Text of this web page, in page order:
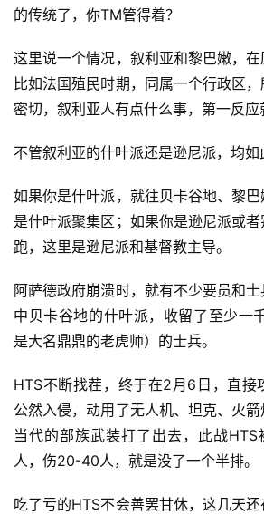
的传统了，你TM管得着？
这里说一个情况，叙利亚和黎巴嫩，在
比如法国殖民时期，同属一个行政区
密切，叙利亚人有点什么事，第一反应
不管叙利亚的什叶派还是逊尼派，均如
如果你是什叶派，就往贝卡谷地、黎
是什叶派聚集区；如果你是逊尼派或
跑，这里是逊尼派和基督教主导。
阿萨德政府崩溃时，就有不少要员和
中贝卡谷地的什叶派，收留了至少一
是大名鼎鼎的老虎师）的士兵。
HTS不断找茬，终于在2月6日，直接
公然入侵，动用了无人机、坦克、火
当代的部族武装打了出去，此战
人，伤20-40人，就是没了一个半排。
吃了亏的HTS不会善罢甘休，这几天